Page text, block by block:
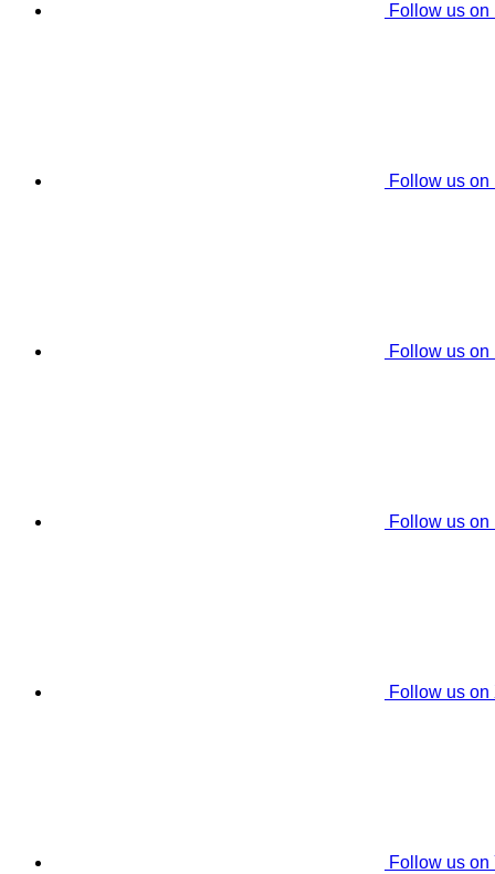
Follow us on
Follow us on
Follow us on
Follow us on
Follow us on
Follow us on